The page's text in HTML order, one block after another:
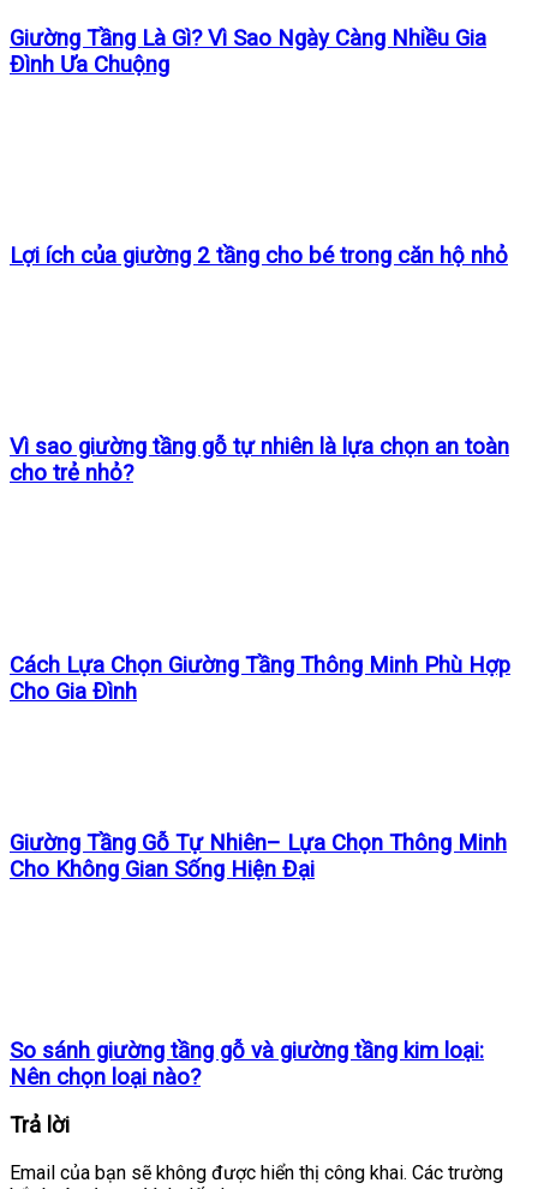
Giường Tầng Là Gì? Vì Sao Ngày Càng Nhiều Gia
Đình Ưa Chuộng
Lợi ích của giường 2 tầng cho bé trong căn hộ nhỏ
Vì sao giường tầng gỗ tự nhiên là lựa chọn an toàn
cho trẻ nhỏ?
Cách Lựa Chọn Giường Tầng Thông Minh Phù Hợp
Cho Gia Đình
Giường Tầng Gỗ Tự Nhiên– Lựa Chọn Thông Minh
Cho Không Gian Sống Hiện Đại
So sánh giường tầng gỗ và giường tầng kim loại:
Nên chọn loại nào?
Trả lời
Email của bạn sẽ không được hiển thị công khai. Các trường